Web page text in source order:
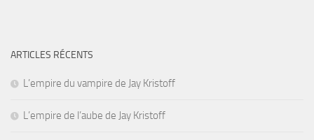
ARTICLES RÉCENTS
L’empire du vampire de Jay Kristoff
L’empire de l’aube de Jay Kristoff